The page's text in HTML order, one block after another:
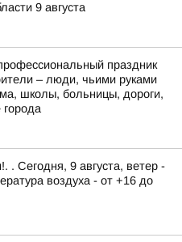
9 августа
праздник
– люди, чьими руками
школы, больницы, дороги,
. Сегодня, 9 августа, ветер -
воздуха - от +16 до